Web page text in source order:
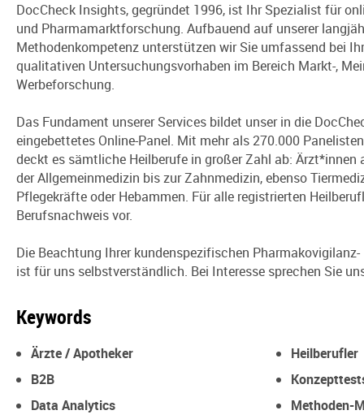
DocCheck Insights, gegründet 1996, ist Ihr Spezialist für
und Pharmamarktforschung. Aufbauend auf unserer
Methodenkompetenz unterstützen wir Sie umfassend bei
qualitativen Untersuchungsvorhaben im Bereich Markt-,
Werbeforschung.
Das Fundament unserer Services bildet unser in die
eingebettetes Online-Panel. Mit mehr als 270.000
deckt es sämtliche Heilberufe in großer Zahl ab: Ärzt*innen
der Allgemeinmedizin bis zur Zahnmedizin, ebenso
Pflegekräfte oder Hebammen. Für alle registrierten
Berufsnachweis vor.
Die Beachtung Ihrer kundenspezifischen
ist für uns selbstverständlich. Bei Interesse sprechen Sie
Keywords
Ärzte / Apotheker
B2B
Data Analytics
Heilberufler
Methoden-